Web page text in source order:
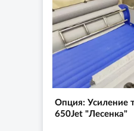
Опция: Усиление
650Jet "Лесенка"